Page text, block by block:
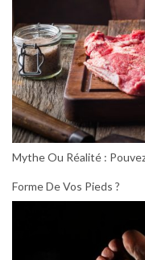
Mythe Ou Réalité :
Forme De Vos Pieds ?